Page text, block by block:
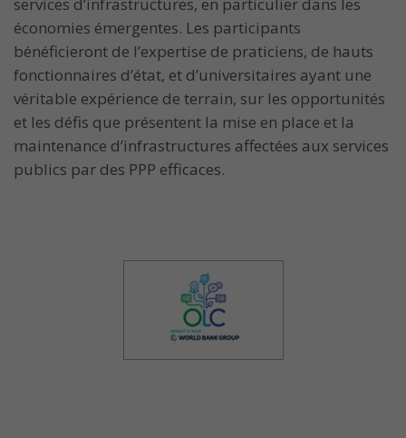
économies émergentes. Les participants
bénéficieront de l’expertise de praticiens, de hauts
fonctionnaires d’état, et d’universitaires ayant une
véritable expérience de terrain, sur les opportunités
et les défis que présentent la mise en place et la
maintenance d’infrastructures affectées aux services
publics par des PPP efficaces.